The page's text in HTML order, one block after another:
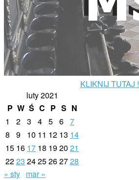
KLIKNIJ TUTAJ !
luty 2021
P W Ś C P S N
1
2 3 4 5 6 7
8
9 10 11 12 13 14
15 16 17 18 1920 21
2223 2425262728
« sty mar »